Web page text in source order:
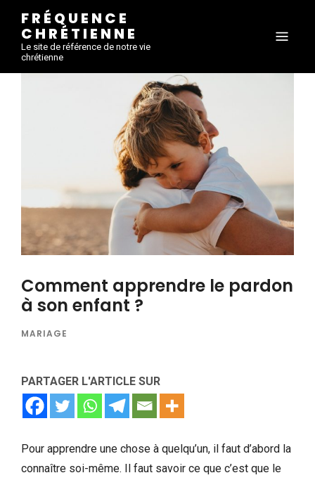
FRÉQUENCE
CHRÉTIENNE
Le site de référence de notre vie
chrétienne
Comment apprendre le pardon
à son enfant ?
MARIAGE
PARTAGER L'ARTICLE SUR
Pour apprendre une chose à quelqu’un, il faut d’abord la
connaître soi-même. Il faut savoir ce que c’est que le